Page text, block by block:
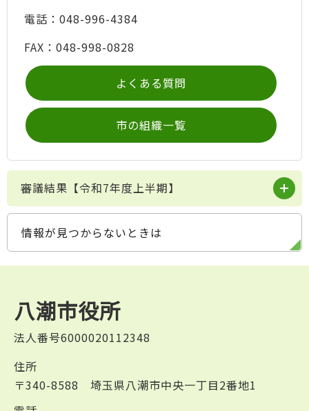
電話：048-996-4384
FAX：048-998-0828
よくある質問
市の組織一覧
審議結果【令和7年度上半期】
情報が見つからないときは
八潮市役所
法人番号6000020112348
住所
〒340-8588 埼玉県八潮市中央一丁目2番地1